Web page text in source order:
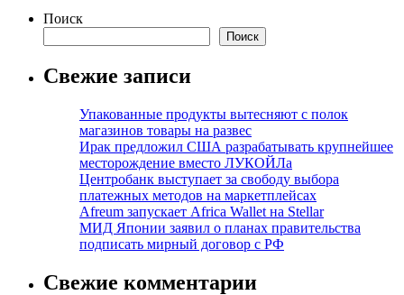
Поиск
Поиск
Свежие записи
Упакованные продукты вытесняют с полок
магазинов товары на развес
Ирак предложил США разрабатывать крупнейшее
месторождение вместо ЛУКОЙЛа
Центробанк выступает за свободу выбора
платежных методов на маркетплейсах
Afreum запускает Africa Wallet на Stellar
МИД Японии заявил о планах правительства
подписать мирный договор с РФ
Свежие комментарии